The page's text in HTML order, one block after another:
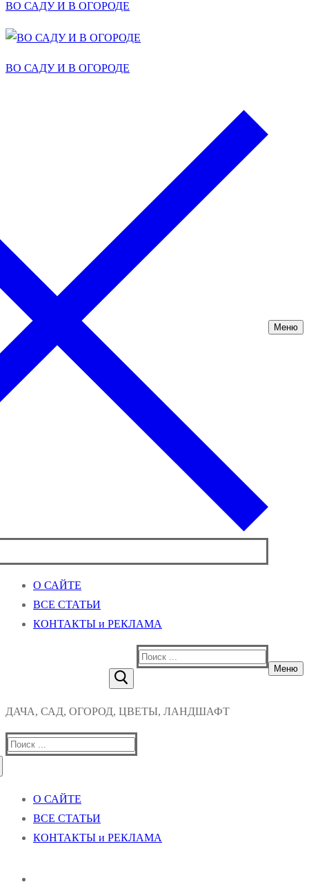
ВО САДУ И В ОГОРОДЕ
ВО САДУ И В ОГОРОДЕ
Меню
О САЙТЕ
ВСЕ СТАТЬИ
КОНТАКТЫ и РЕКЛАМА
Найти:
Меню
ДАЧА, САД, ОГОРОД, ЦВЕТЫ, ЛАНДШАФТ
Найти:
О САЙТЕ
ВСЕ СТАТЬИ
КОНТАКТЫ и РЕКЛАМА